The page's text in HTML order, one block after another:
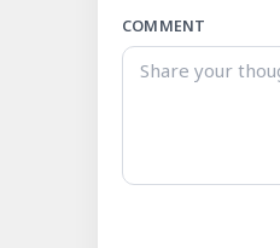
COMMENT